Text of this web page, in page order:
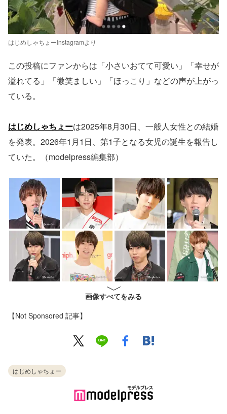
はじめしゃちょーInstagramより
この投稿にファンからは「小さいおてて可愛い」「幸せが
溢れてる」「微笑ましい」「ほっこり」などの声が上がっ
ている。
はじめしゃちょーは2025年8月30日、一般人女性との結婚
を発表。2026年1月1日、第1子となる女児の誕生を報告し
ていた。（modelpress編集部）
画像すべてをみる
【Not Sponsored 記事】
はじめしゃちょー